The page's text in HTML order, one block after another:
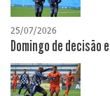
25/07/2026
Domingo de decisão